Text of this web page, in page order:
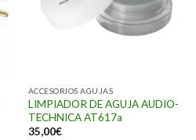
ACCESORIOS AGUJAS
LIMPIADOR DE AGUJA AUDIO-
TECHNICA AT617a
35,00€